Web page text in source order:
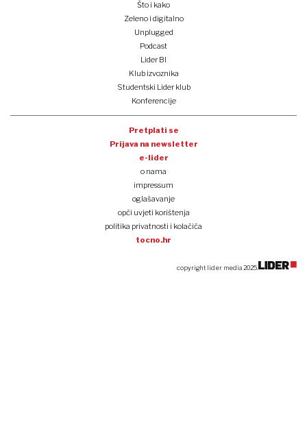
Što i kako
Zeleno i digitalno
Unplugged
Podcast
Lider BI
Klub izvoznika
Studentski Lider klub
Konferencije
Pretplati se
Prijava na newsletter
e-lider
o nama
impressum
oglašavanje
opći uvjeti korištenja
politika privatnosti i kolačića
tocno.hr
copyright lider media 2025.